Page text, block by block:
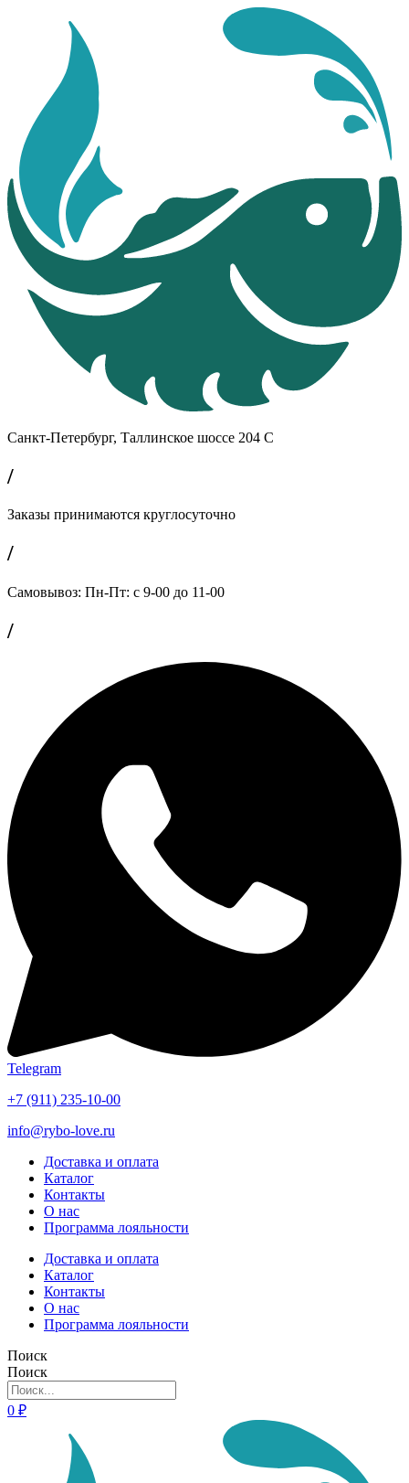
содержимому
Санкт-Петербург, Таллинское шоссе 204 С
/
Заказы принимаются круглосуточно
/
Самовывоз: Пн-Пт: с 9-00 до 11-00
/
Telegram
+7 (911) 235-10-00
info@rybo-love.ru
Доставка и оплата
Каталог
Контакты
О нас
Программа лояльности
Доставка и оплата
Каталог
Контакты
О нас
Программа лояльности
Поиск
Поиск
0 ₽